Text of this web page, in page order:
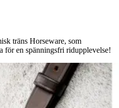
träns Horseware, som
för en spänningsfri ridupplevelse!